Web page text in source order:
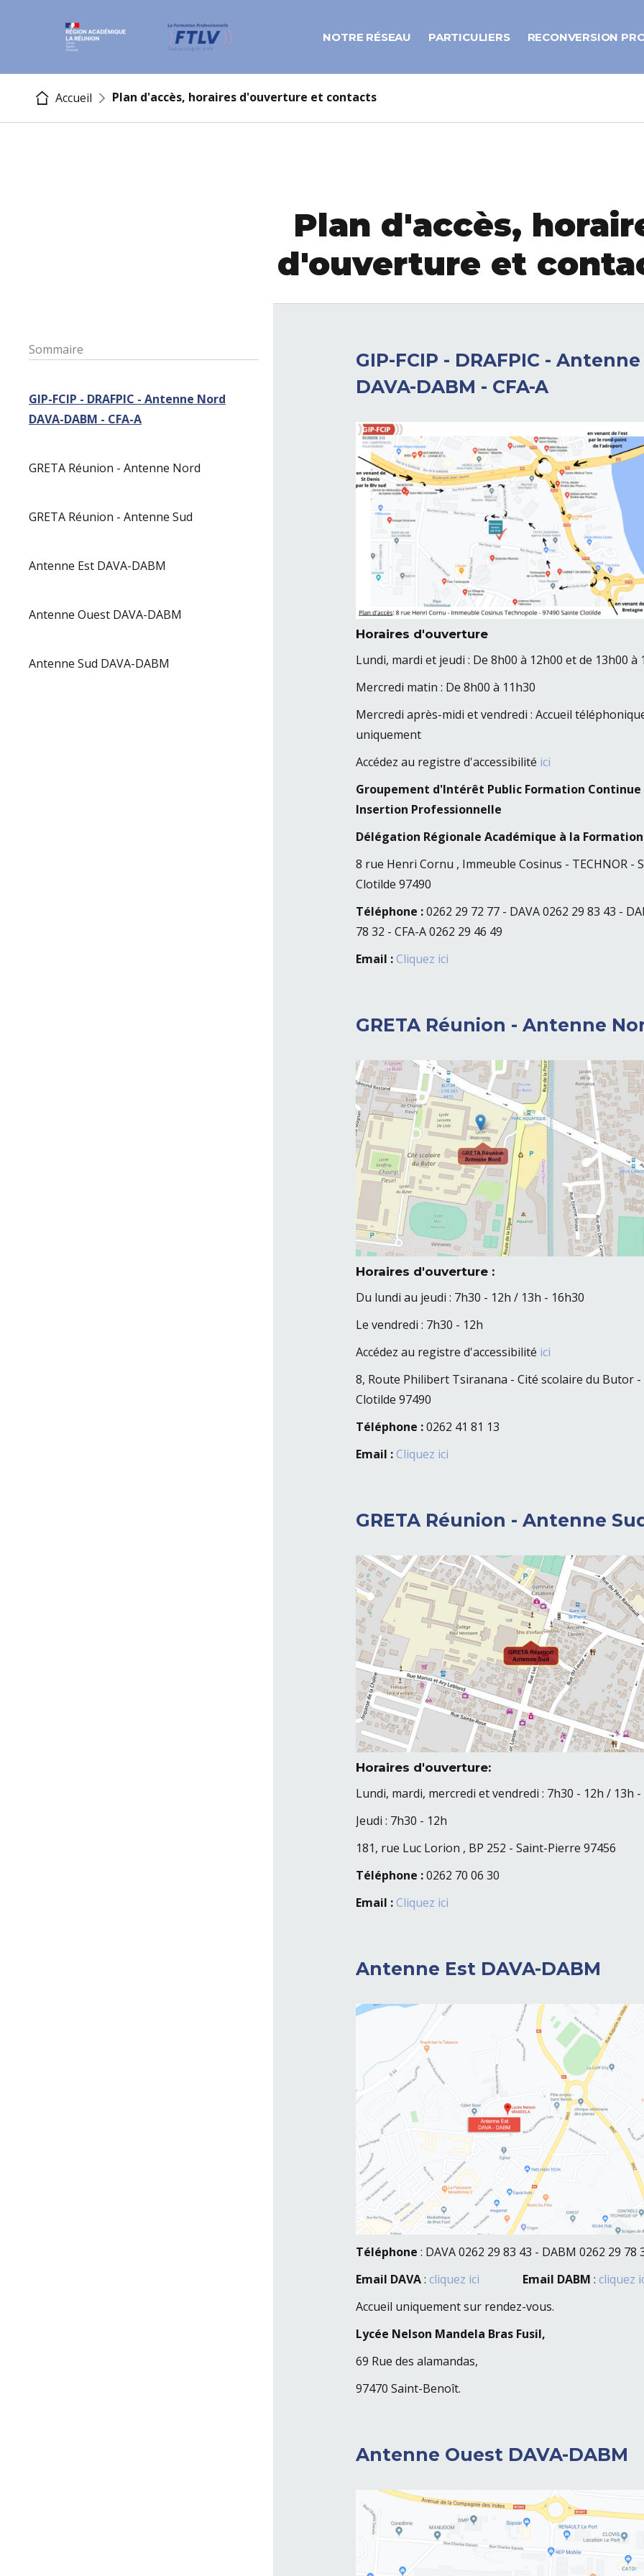
NOTRE RÉSEAU PARTICULIERS RECONVERSION
Accueil Plan d'accès, horaires d'ouverture et contacts
Plan d'accès,
d'ouverture et
Sommaire
GIP-FCIP - DRAFPIC - Antenne Nord
DAVA-DABM - CFA-A
GRETA Réunion - Antenne Nord
GRETA Réunion - Antenne Sud
Antenne Est DAVA-DABM
Antenne Ouest DAVA-DABM
Antenne Sud DAVA-DABM
GIP-FCIP - DRAFPIC -
DAVA-DABM - CFA-A
Horaires d'ouverture
Lundi, mardi et jeudi : De 8h00 à 12h00 et de 13h00 à
Mercredi matin : De 8h00 à 11h30
Mercredi après-midi et vendredi : Accueil
uniquement
Accédez au registre d'accessibilité ici
Groupement d'Intérêt Public Formation
Insertion Professionnelle
Délégation Régionale Académique à la
8 rue Henri Cornu , Immeuble Cosinus - TECHNOR -
Clotilde97490
Téléphone :0262 29 72 77 - DAVA 0262 29 83 43 -
78 32 - CFA-A 0262 29 46 49
Email : Cliquez ici
GRETA Réunion - Antenne
Horaires d'ouverture :
Du lundi au jeudi : 7h30 - 12h / 13h - 16h30
Le vendredi : 7h30 - 12h
Accédez au registre d'accessibilité ici
8, Route Philibert Tsiranana - Cité scolaire du Butor -
Clotilde97490
Téléphone :0262 41 81 13
Email : Cliquez ici
GRETA Réunion - Antenne
Horaires d'ouverture:
Lundi, mardi, mercredi et vendredi : 7h30 - 12h / 13h
Jeudi : 7h30 - 12h
181, rue Luc Lorion , BP 252 -Saint-Pierre97456
Téléphone :0262 70 06 30
Email : Cliquez ici
Antenne Est DAVA-DABM
Téléphone: DAVA 0262 29 83 43 - DABM 0262 29 78
Email DAVA:cliquez ici Email DABM:cliquez
Accueil uniquement sur rendez-vous.
Lycée Nelson Mandela Bras Fusil,
69 Rue des alamandas,
97470 Saint-Benoît.
Antenne Ouest DAVA-DABM